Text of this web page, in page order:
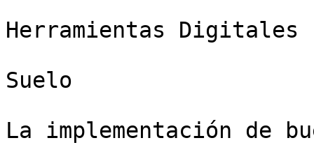
Herramientas Digitales
Suelo
La implementación de